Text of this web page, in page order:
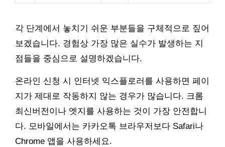
각 단계에서 놓치기 쉬운 부분들을 구체적으로 짚어
보겠습니다. 경험상 가장 많은 실수가 발생하는 지
점들을 중심으로 설명하겠습니다.
온라인 신청 시 인터넷 익스플로러를 사용하면 페이
지가 제대로 작동하지 않는 경우가 많습니다. 크롬
최신버전이나 엣지를 사용하는 것이 가장 안전합니
다. 모바일에서는 카카오톡 브라우저보다 Safari나
Chrome 앱을 사용하세요.